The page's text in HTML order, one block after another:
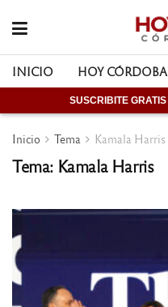
INICIO HOY CÓRDOBA
SUSCRIBITE
Inicio Tema Kamala Harris
Tema: Kamala Harris